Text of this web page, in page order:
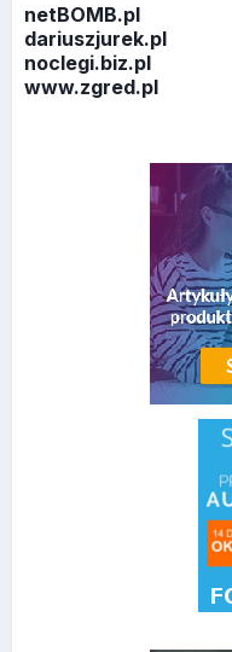
netBOMB.pl
dariuszjurek.pl
noclegi.biz.pl
www.zgred.pl